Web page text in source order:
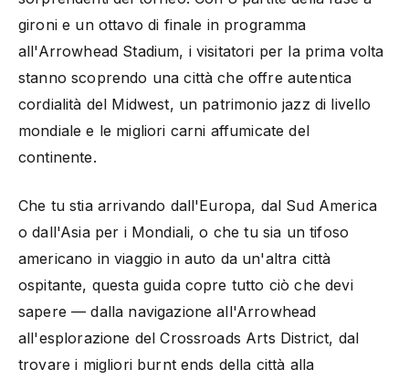
gironi e un ottavo di finale in programma
all'Arrowhead Stadium, i visitatori per la prima volta
stanno scoprendo una città che offre autentica
cordialità del Midwest, un patrimonio jazz di livello
mondiale e le migliori carni affumicate del
continente.
Che tu stia arrivando dall'Europa, dal Sud America
o dall'Asia per i Mondiali, o che tu sia un tifoso
americano in viaggio in auto da un'altra città
ospitante, questa guida copre tutto ciò che devi
sapere — dalla navigazione all'Arrowhead
all'esplorazione del Crossroads Arts District, dal
trovare i migliori burnt ends della città alla